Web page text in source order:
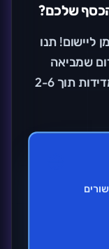
הכסף שלכם?
ליישום! תנו
שמביאה
ותוצאות מדידות תוך 2-6